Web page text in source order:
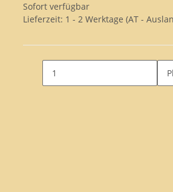
Sofort verfügbar
Lieferzeit: 1 - 2 Werktage (AT -